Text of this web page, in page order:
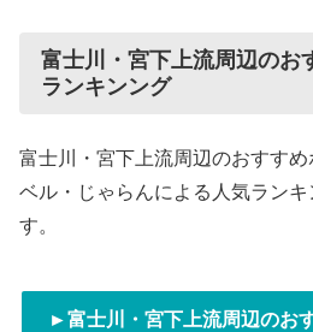
富士川・宮下上流周辺のお
ランキンング
富士川・宮下上流周辺のおすす
ベル・じゃらんによる人気ラン
す。
►富士川・宮下上流周辺のお